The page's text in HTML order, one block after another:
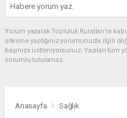
Yorum yazarak Topluluk Kuralları’nı
sitesine yaptığınız yorumunuzla ilgili
başınıza üstleniyorsunuz. Yazılan
sorumlu tutulamaz.
Anasayfa Sağlık